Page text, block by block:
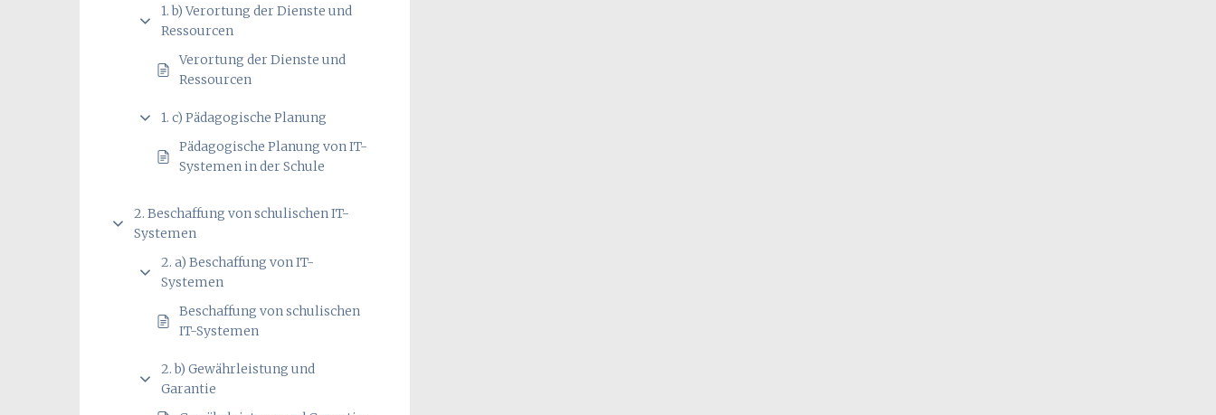
1. b) Verortung der Dienste und
Ressourcen
Verortung der Dienste und
Ressourcen
1. c) Pädagogische Planung
Pädagogische Planung von IT-
Systemen in der Schule
2. Beschaffung von schulischen IT-
Systemen
2. a) Beschaffung von IT-
Systemen
Beschaffung von schulischen
IT-Systemen
2. b) Gewährleistung und
Garantie